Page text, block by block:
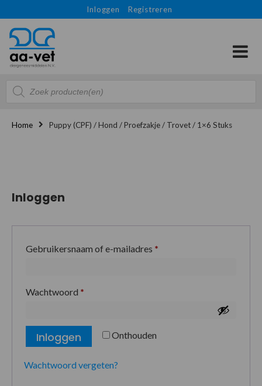
Inloggen Registreren
Producten
zoeken
Home Puppy (CPF) / Hond / Proefzakje / Trovet / 1×6 Stuks
Inloggen
Gebruikersnaam of e-mailadres *
Wachtwoord *
Onthouden
Inloggen
Wachtwoord vergeten?